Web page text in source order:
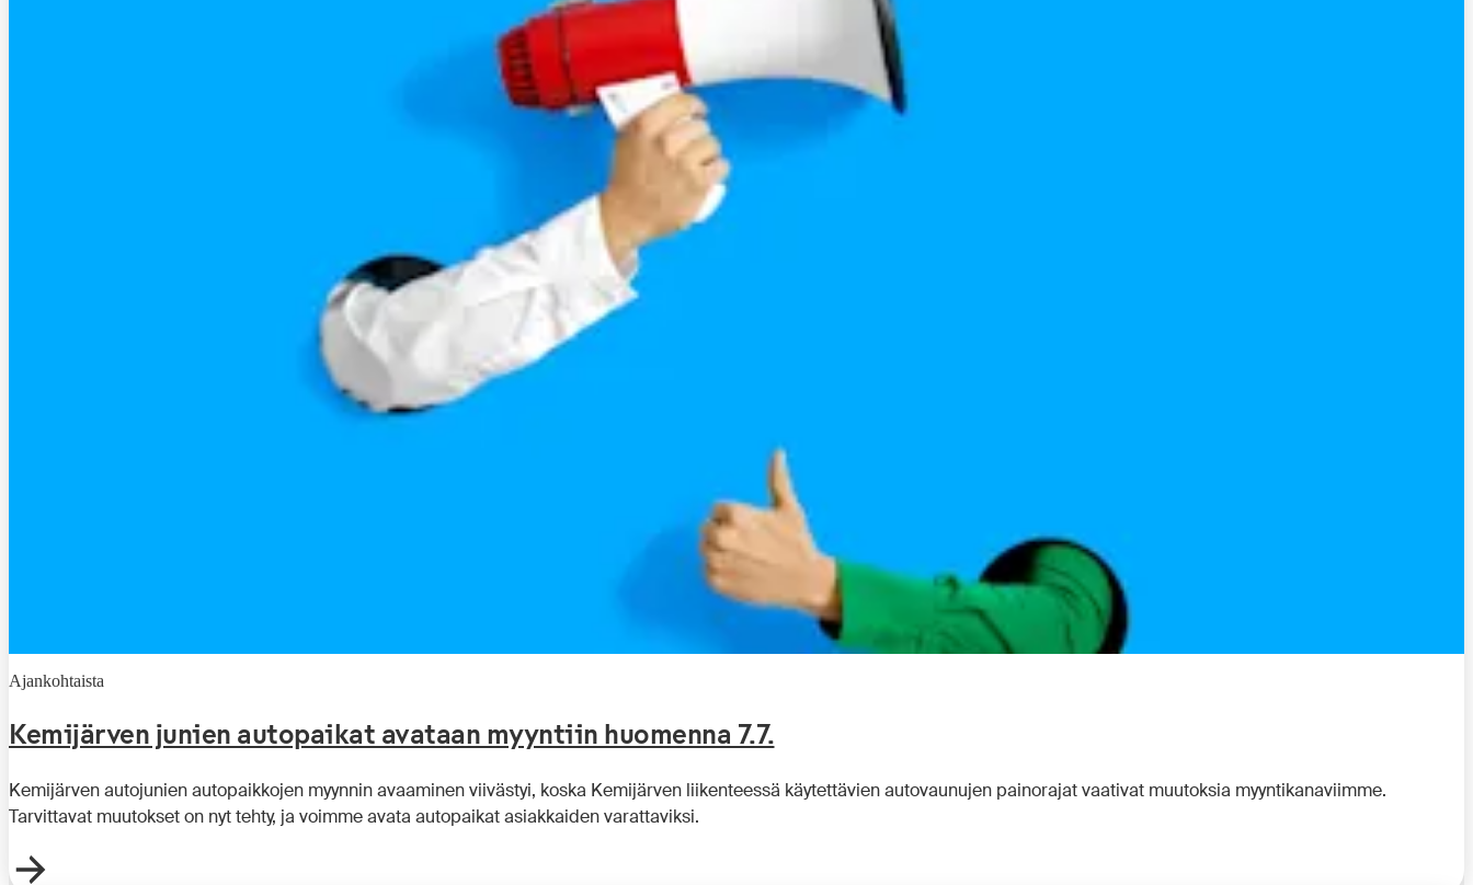
Ajankohtaista
Kemijärven junien autopaikat avataan myyntiin huomenna 7.7.
Kemijärven autojunien autopaikkojen myynnin avaaminen viivästyi, koska Kemijärven liikenteessä käytettävien autovaunujen painorajat vaativat muutoksia myyntikanaviimme.
Tarvittavat muutokset on nyt tehty, ja voimme avata autopaikat asiakkaiden varattaviksi.